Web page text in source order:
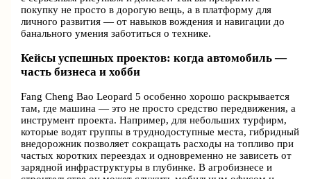
покупку не просто в дорогую вещь, а в платформу для
личного развития — от навыков вождения и навигации до
банального умения заботиться о технике.
Кейсы успешных проектов: когда автомобиль —
часть бизнеса и хобби
Fang Cheng Bao Leopard 5 особенно хорошо раскрывается
там, где машина — это не просто средство передвижения, а
инструмент проекта. Например, для небольших турфирм,
которые водят группы в труднодоступные места, гибридный
внедорожник позволяет сокращать расходы на топливо при
частых коротких переездах и одновременно не зависеть от
зарядной инфраструктуры в глубинке. В агробизнесе и